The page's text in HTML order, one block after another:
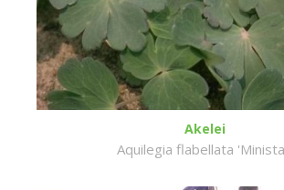
Akelei
Aquilegia flabellata